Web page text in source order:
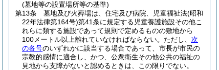
(墓地等の設置場所等の基準)
第13条
墓地及び火葬場は、住宅及び病院、児童福祉法(昭和
22年法律第164号)第41条に規定する児童養護施設その他こ
れらに類する施設であって規則で定めるものの敷地から
100メートル以上離れていなければならない。 ただし、 次
の各号のいずれかに該当する場合であって、市長が市民の
宗教的感情に適合し、かつ、公衆衛生その他公共の福祉の
見地から支障がないと認めるときは、この限りでない。